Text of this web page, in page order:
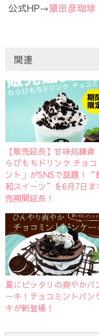
公式HP→猿田彦珈琲
関連
【販売延長】甘味処鎌倉
らびもちドリンク チョコ
ント」がSNSで話題！“
和スイーツ”を6月7日ま
売期間延長！
夏にピッタリの爽やかパ
ーキ！チョコミントパン
キが新登場！